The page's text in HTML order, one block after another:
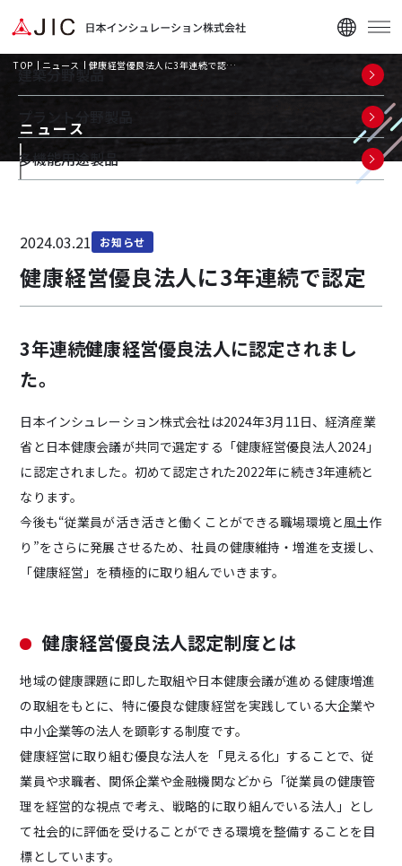
建築分野製品
プラント分野製品
多機能用途製品
ニュース
資料ダウンロード
サステナビリティ JICの環境Works
IR情報 採用情報
TOP ニュース 健康経営優良法人に3年連続で認…
ニュース
2024.03.21 お知らせ
健康経営優良法人に3年連続で認定
3年連続健康経営優良法人に認定されまし
た。
日本インシュレーション株式会社は2024年3月11日、経済産業
省と日本健康会議が共同で選定する「健康経営優良法人2024」
に認定されました。初めて認定された2022年に続き3年連続と
なります。
今後も“従業員が活き活きと働くことができる職場環境と風土作
り”をさらに発展させるため、社員の健康維持・増進を支援し、
「健康経営」を積極的に取り組んでいきます。
健康経営優良法人認定制度とは
地域の健康課題に即した取組や日本健康会議が進める健康増進
の取組をもとに、特に優良な健康経営を実践している大企業や
中小企業等の法人を顕彰する制度です。
健康経営に取り組む優良な法人を「見える化」することで、従
業員や求職者、関係企業や金融機関などから「従業員の健康管
理を経営的な視点で考え、戦略的に取り組んでいる法人」とし
て社会的に評価を受けることができる環境を整備することを目
標としています。